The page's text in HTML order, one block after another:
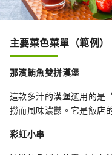
主要菜色菜單（範例）
那濱鮪魚雙拼漢堡
這款多汁的漢堡選用的
撈而風味濃鬱。它是飯店
彩虹小串